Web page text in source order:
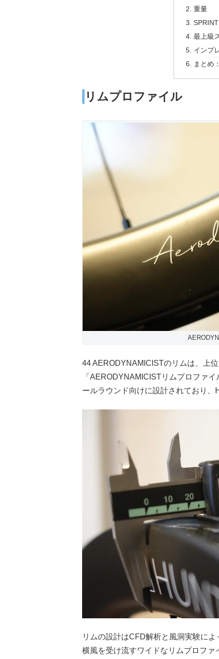
重量
最上級
インプ
まとめ
リムプロファイル
44 AERODYNAMICISTのリムは、上
「AERODYNAMICISTリムプロファ
ールラウンド向けに設計されており、
リムの設計はCFD解析と風洞実験に
横風を受け流すワイドなリムプロファ